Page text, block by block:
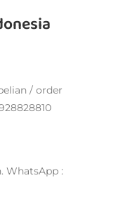
/ order
WhatsApp :